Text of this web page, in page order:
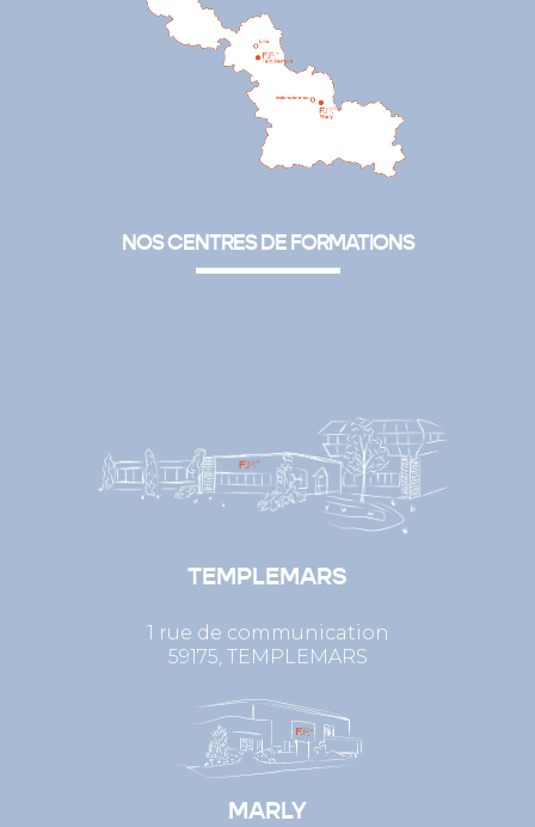
NOS CENTRES DE FORMATIONS
TEMPLEMARS
1 rue de communication
59175, TEMPLEMARS
MARLY